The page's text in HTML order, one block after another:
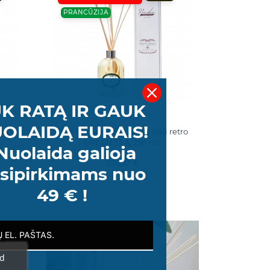
PRANCŪZIJA
Namų kvapų difuzorius Bali retro
39,00 €
RATĄ IR GAUK
EURAIS!
galioja
nuo
49 € !